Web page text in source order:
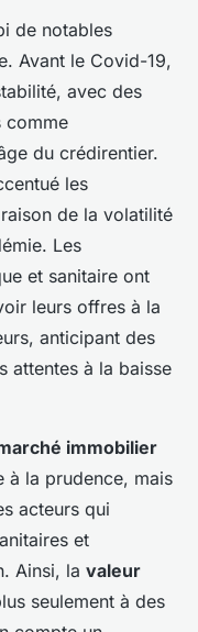
de notables
Avant le Covid-19,
avec des
comme
du crédirentier.
les
de la volatilité
Les
et sanitaire ont
leurs offres à la
anticipant des
attentes à la baisse
immobilier
à la prudence, mais
acteurs qui
et
Ainsi, la valeur
seulement à des